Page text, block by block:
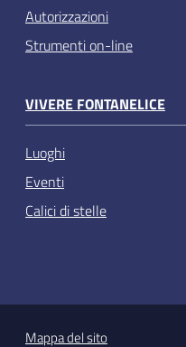
Autorizzazioni
Strumenti on-line
VIVERE FONTANELICE
Luoghi
Eventi
Calici di stelle
Mappa del sito